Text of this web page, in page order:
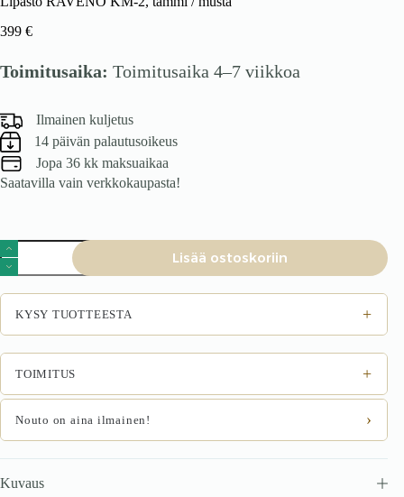
399 €
Toimitusaika: Toimitusaika 4–7 viikkoa
Ilmainen kuljetus
14 päivän palautusoikeus
Jopa 36 kk maksuaikaa
Saatavilla vain verkkokaupasta!
Lipasto
RAVENO
KM-
2,
tammi
musta
määrä
Lisää ostoskoriin
KYSY TUOTTEESTA +
TOIMITUS +
Nouto on aina ilmainen! ›
Kuvaus